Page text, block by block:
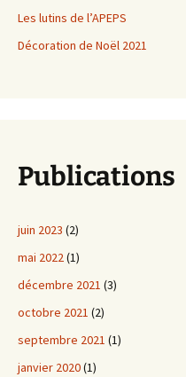
Les lutins de l’APEPS
Décoration de Noël 2021
Publications
juin 2023 (2)
mai 2022(1)
décembre 2021 (3)
octobre 2021 (2)
septembre 2021 (1)
janvier 2020(1)